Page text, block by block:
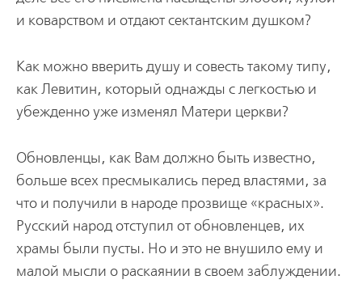
и коварством и отдают сектантским душком?
Как можно вверить душу и совесть такому типу,
как Левитин, который однажды с легкостью и
убежденно уже изменял Матери церкви?
Обновленцы, как Вам должно быть известно,
больше всех пресмыкались перед властями, за
что и получили в народе прозвище «красных».
Русский народ отступил от обновленцев, их
храмы были пусты. Но и это не внушило ему и
малой мысли о раскаянии в своем заблуждении.